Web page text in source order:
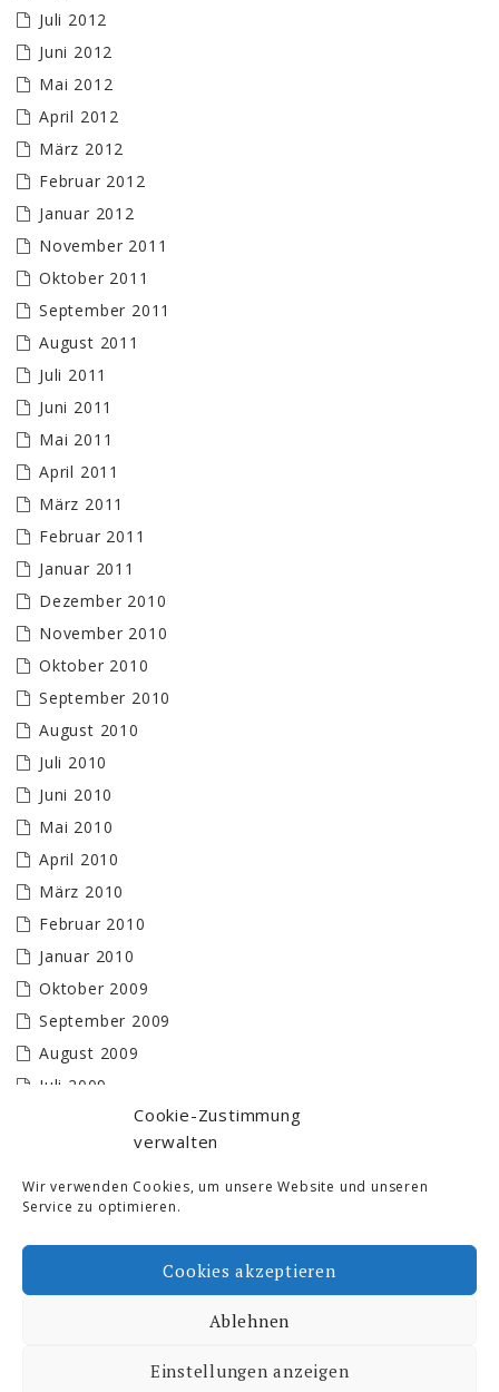
Cookie-Zustimmung
verwalten
Wir verwenden Cookies, um unsere Website und unseren
Service zu optimieren.
Cookies akzeptieren
Ablehnen
Einstellungen anzeigen
Juli 2012
Juni 2012
Mai 2012
April 2012
März 2012
Februar 2012
Januar 2012
November 2011
Oktober 2011
September 2011
August 2011
Juli 2011
Juni 2011
Mai 2011
April 2011
März 2011
Februar 2011
Januar 2011
Dezember 2010
November 2010
Oktober 2010
September 2010
August 2010
Juli 2010
Juni 2010
Mai 2010
April 2010
März 2010
Februar 2010
Januar 2010
Oktober 2009
September 2009
August 2009
Juli 2009
April 2009
März 2009
Februar 2009
Ski- und Freizeit © 2026. All Rights Reserved.
Proudly powered by WordPress |Theme by: